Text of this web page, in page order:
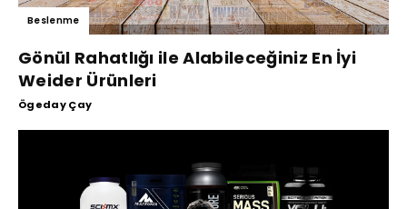
Beslenme
Gönül Rahatlığı ile Alabileceğiniz En İyi
Weider Ürünleri
Ögeday Çay